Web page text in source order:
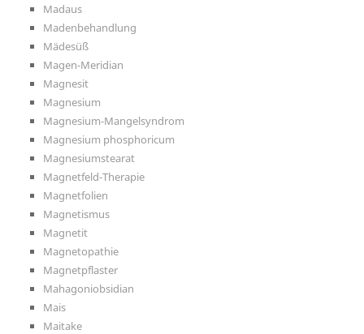
Madaus
Madenbehandlung
Mädesüß
Magen-Meridian
Magnesit
Magnesium
Magnesium-Mangelsyndrom
Magnesium phosphoricum
Magnesiumstearat
Magnetfeld-Therapie
Magnetfolien
Magnetismus
Magnetit
Magnetopathie
Magnetpflaster
Mahagoniobsidian
Mais
Maitake